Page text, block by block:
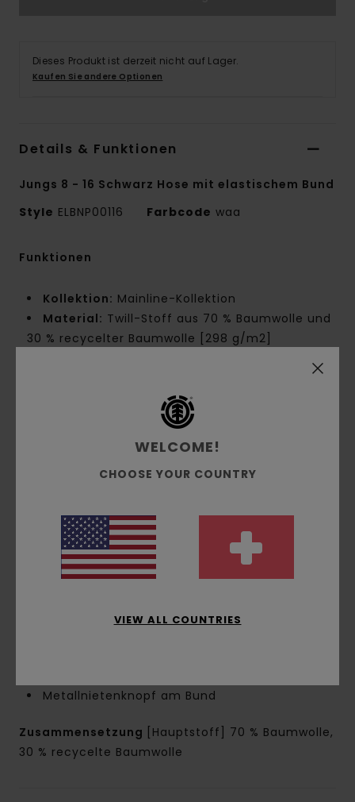
Dieses Produkt ist derzeit nicht auf Lager.
Kaufen Sie andere Optionen
Details & Funktionen
Jungs 8 - 16 Schwarz Hose mit elastischem Bund
Style ELBNP00116 Farbcode waa
Funktionen
Kollektion: Mainline-Kollektion
Material: Twill-Stoff aus 70 % Baumwolle und
30 % recycelter Baumwolle [298 g/m2]
Hosenschlitz mit Reißverschluss
Elastischer Bund
Knopfverschluss
Schnitt Beine:Wide Leg Fit
Knieumfang:26,5 cm
Beinöffnung:24 cm
Taschen:Tasche an der Seitennaht mit
versteckter Münztasche
Element-Label vorne
Metallnietenknopf am Bund
Zusammensetzung
[Hauptstoff] 70 % Baumwolle,
30 % recycelte Baumwolle
WELCOME!
CHOOSE YOUR COUNTRY
VIEW ALL COUNTRIES